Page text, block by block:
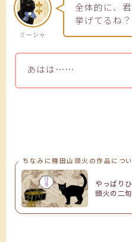
ミーシャ
全体的に、
挙げてるね？
あはは……
ちなみに種田山頭火の作品につい
やっぱり
頭火の二